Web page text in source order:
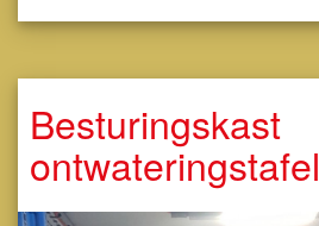
Besturingskast
ontwateringstafel